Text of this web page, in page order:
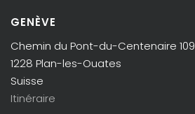
GENÈVE
Chemin du Pont-du-Centenaire 109
1228 Plan-les-Ouates
Suisse
Itinéraire